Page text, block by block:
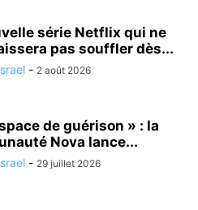
série Netflix qui ne
pas souffler dès...
- 2 août 2026
de guérison » : la
Nova lance...
- 29 juillet 2026